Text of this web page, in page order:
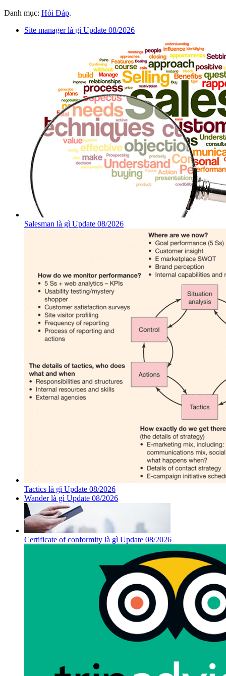
Danh mục: Hỏi Đáp.
Site manager là gì Update 08/2026
Salesman là gì Update 08/2026
Tactics là gì Update 08/2026
Wander là gì Update 08/2026
Certificate of conformity là gì Update 08/2026